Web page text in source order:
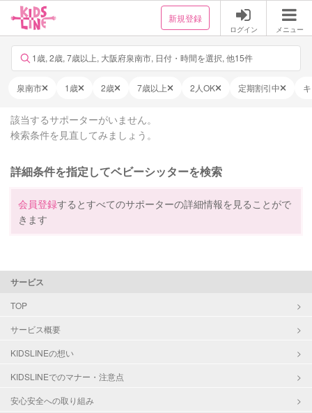
新規登録
ログイン メニュー
1歳, 2歳, 7歳以上, 大阪府泉南市, 日付・時間を選択, 他15件
泉南市 1歳 2歳 7歳以上 2人OK 定期割引中
該当するサポーターがいません。
検索条件を見直してみましょう。
詳細条件を指定してベビーシッターを検索
会員登録するとすべてのサポーターの詳細情報を見ることがで
きます
サービス
TOP
サービス概要
KIDSLINEの想い
KIDSLINEでのマナー・注意点
安心安全への取り組み